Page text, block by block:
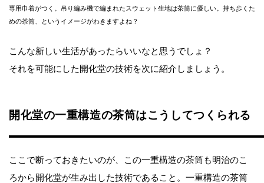
専用巾着がつく。吊り編み機で編まれたスウェット生地は茶筒に優しい。持ち歩くた
めの茶筒、というイメージがわきますよね？
こんな新しい生活があったらいいなと思うでしょ？
それを可能にした開化堂の技術を次に紹介しましょう。
開化堂の一重構造の茶筒はこうしてつくられる
ここで断っておきたいのが、この一重構造の茶筒も明治のこ
ろから開化堂が生み出した技術であること。一重構造の茶筒